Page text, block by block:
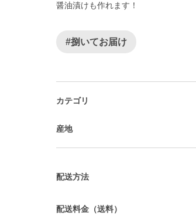
醤油漬けも作れます！
#捌いてお届け
カテゴリ
産地
配送方法
配送料金（送料）